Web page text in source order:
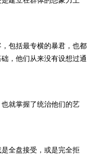
包括最专横的暴君，也都
，他们从来没有设想过通
也就掌握了统治他们的艺
是全盘接受，或是完全拒